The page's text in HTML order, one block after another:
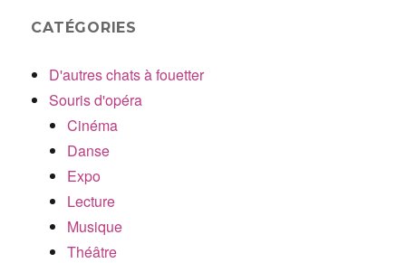
CATÉGORIES
D'autres chats à fouetter
Souris d'opéra
Cinéma
Danse
Expo
Lecture
Musique
Théâtre